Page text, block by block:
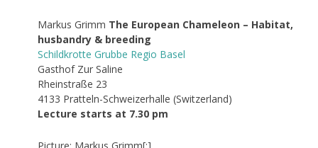
Markus Grimm The European Chameleon – Habitat,
husbandry & breeding
Schildkrotte Grubbe Regio Basel
Gasthof Zur Saline
Rheinstraße 23
4133 Pratteln-Schweizerhalle (Switzerland)
Lecture starts at 7.30 pm